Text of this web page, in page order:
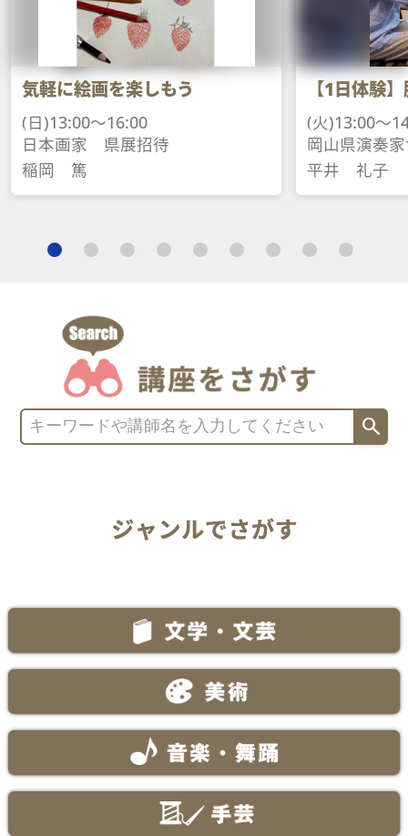
気軽に絵画を楽しもう
(日)13:00～16:00
日本画家　県展招待
稲岡　篤
【1日体験
(火)13:00～
岡山県演奏
平井　礼子
search